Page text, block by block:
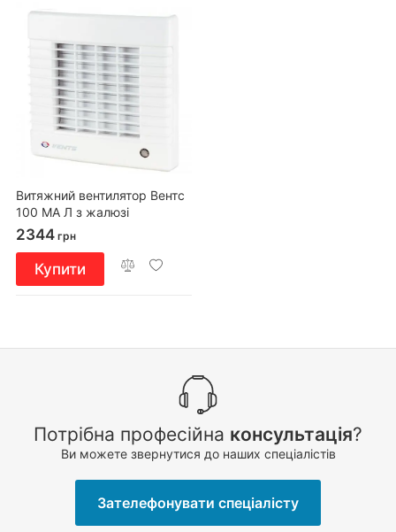
Витяжний вентилятор Вентс
100 МА Л з жалюзі
2344 грн
Купити
Потрібна професійна консультація?
Ви можете звернутися до наших спеціалістів
Зателефонувати спеціалісту